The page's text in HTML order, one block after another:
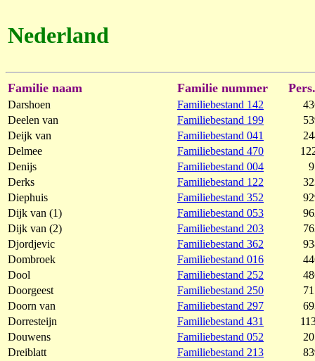
Nederland
Familie naam Familie nummer
Darshoen Familiebestand 142
Deelen van
Familiebestand 199
Deijk van
Familiebestand 041
Delmee
Familiebestand 470
Denijs
Familiebestand 004
9
Derks
Familiebestand 122
Diephuis
Familiebestand 352
Dijk van (1)
Familiebestand 053
Dijk van (2)
Familiebestand 203
Djordjevic
Familiebestand 362
Dombroek
Familiebestand 016
Dool
Familiebestand 252
Doorgeest
Familiebestand 250
Doorn van
Familiebestand 297
Dorresteijn
Familiebestand 431
Douwens
Familiebestand 052
Dreiblatt
Familiebestand 213